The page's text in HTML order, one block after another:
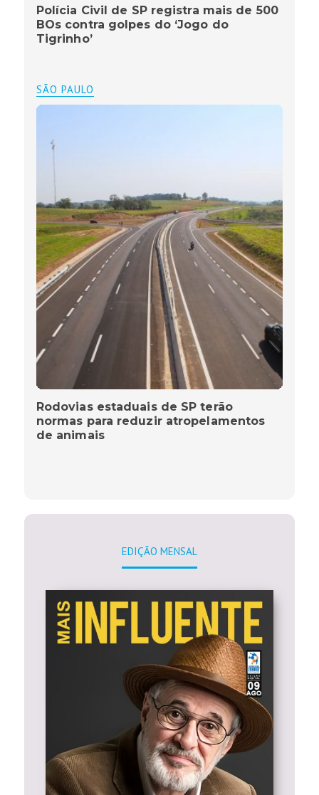
Polícia Civil de SP registra mais de 500
BOs contra golpes do ‘Jogo do
Tigrinho’
SÃO PAULO
Rodovias estaduais de SP terão
normas para reduzir atropelamentos
de animais
EDIÇÃO MENSAL